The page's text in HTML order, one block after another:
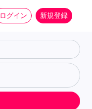
ログイン 新規登録